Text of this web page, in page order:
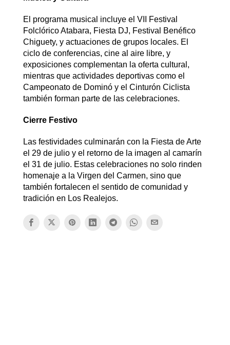
El programa musical incluye el VII Festival
Folclórico Atabara, Fiesta DJ, Festival Benéfico
Chiguety, y actuaciones de grupos locales. El
ciclo de conferencias, cine al aire libre, y
exposiciones complementan la oferta cultural,
mientras que actividades deportivas como el
Campeonato de Dominó y el Cinturón Ciclista
también forman parte de las celebraciones.
Cierre Festivo
Las festividades culminarán con la Fiesta de Arte
el 29 de julio y el retorno de la imagen al camarín
el 31 de julio. Estas celebraciones no solo rinden
homenaje a la Virgen del Carmen, sino que
también fortalecen el sentido de comunidad y
tradición en Los Realejos.